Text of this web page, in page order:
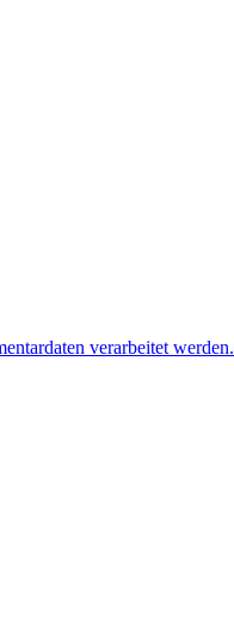
verarbeitet werden.